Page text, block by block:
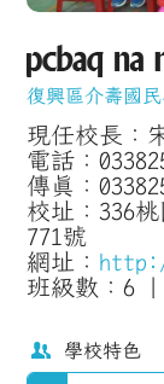
復興區介壽國
現任校長：
電話：
傳真：
校址：336
771號
網址：
班級數：6
學校特色